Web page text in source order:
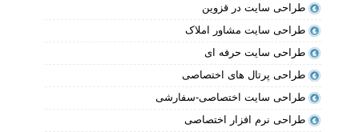
طراحی سایت در قزوین
طراحی سایت مشاور املاک
طراحی سایت حرفه ای
طراحی پرتال های اختصاصی
طراحی سایت اختصاصی-سفارشی
طراحی نرم افزار اختصاصی